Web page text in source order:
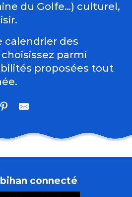
du Golfe…) culturel,
calendrier des
parmi
proposées tout
: rossignol en amour
connecté